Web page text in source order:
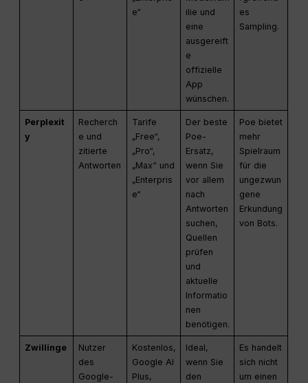
e“
ilie und
eine
ausgereift
e
offizielle
App
wünschen.
es
Sampling.
Perplexit
y
Recherch
e und
zitierte
Antworten
Tarife
„Free“,
„Pro“,
„Max“ und
„Enterpris
e“
Der beste
Poe-
Ersatz,
wenn Sie
vor allem
nach
Antworten
suchen,
Quellen
prüfen
und
aktuelle
Informatio
nen
benötigen.
Poe bietet
mehr
Spielraum
für die
ungezwun
gene
Erkundung
von Bots.
Zwillinge
Nutzer
des
Google-
Kostenlos,
Google AI
Plus,
Ideal,
wenn Sie
den
Es handelt
sich nicht
um einen